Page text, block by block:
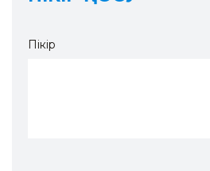
Пікір